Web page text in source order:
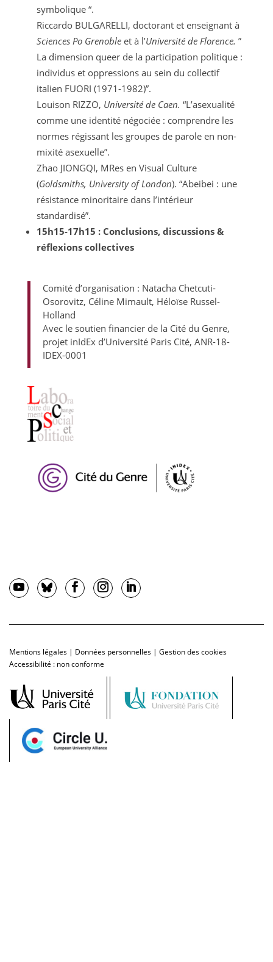
symbolique “.
Riccardo BULGARELLI, doctorant et enseignant à
Sciences Po Grenobleet à l’Université de Florence. ”
La dimension queer de la participation politique :
individus et oppressions au sein du collectif
italien FUORI (1971-1982)”.
Louison RIZZO, Université de Caen. “L’asexualité
comme une identité négociée : comprendre les
normes régissant les groupes de parole en non-
mixité asexuelle”.
Zhao JIONGQI, MRes en Visual Culture
(Goldsmiths, University of London). “Abeibei : une
résistance minoritaire dans l’intérieur
standardisé”.
15h15-17h15 : Conclusions, discussions &
réflexions collectives
Comité d’organisation : Natacha Chetcuti-
Osorovitz, Céline Mimault, Héloïse Russel-
Holland
Avec le soutien financier de la Cité du Genre,
projet inIdEx d’Université Paris Cité, ANR-18-
IDEX-0001
Mentions légales | Données personnelles | Gestion des cookies
Accessibilité : non conforme